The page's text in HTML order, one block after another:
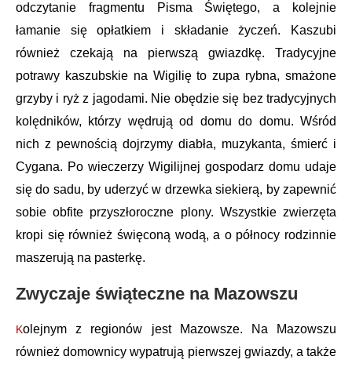
odczytanie fragmentu Pisma Świętego, a kolejnie
łamanie się opłatkiem i składanie życzeń. Kaszubi
również czekają na pierwszą gwiazdkę. Tradycyjne
potrawy kaszubskie na Wigilię to zupa rybna, smażone
grzyby i ryż z jagodami. Nie obędzie się bez tradycyjnych
kolędników, którzy wędrują od domu do domu. Wśród
nich z pewnością dojrzymy diabła, muzykanta, śmierć i
Cygana. Po wieczerzy Wigilijnej gospodarz domu udaje
się do sadu, by uderzyć w drzewka siekierą, by zapewnić
sobie obfite przyszłoroczne plony. Wszystkie zwierzęta
kropi się również święconą wodą, a o północy rodzinnie
maszerują na pasterkę.
Zwyczaje świąteczne na Mazowszu
Kolejnym z regionów jest Mazowsze. Na Mazowszu
również domownicy wypatrują pierwszej gwiazdy, a także